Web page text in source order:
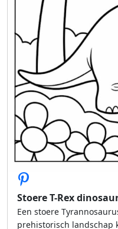
Stoere T-Rex
Een stoere
prehistorisch landschap